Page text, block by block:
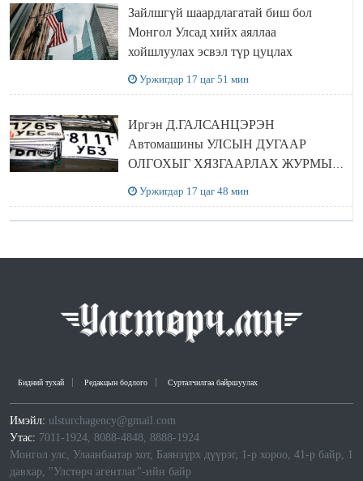
Зайлшгүй шаардлагатай биш бол
Монгол Улсад хийх аяллаа
хойшлуулах эсвэл түр цуцлах
Уржигдар 17 цаг 51 мин
Иргэн Д.ГАЛСАНЦЭРЭН
Автомашины УЛСЫН ДУГААР
ОЛГОХЫГ ХЯЗГААРЛАХ ЖУРМЫГ
Уржигдар 17 цаг 48 мин
Бидний тухай Редакцын бодлого Сурталчилгаа байршуулах
Имэйл: ulsturchagency@gmail.com
Утас: 7011-1924, 8088-4848, 8888-1924
Монгол улс, Улаанбаатар хот, Баянзүрх дүүрэг, 1-р хороо, 41-р байр, 1
давхар, "Улстөрч агентлаг"-ийн байр